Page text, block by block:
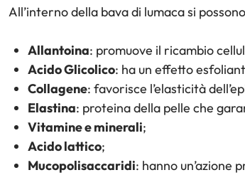
All’interno della bava di lumaca si
Allantoina: promuove il ricambio
Acido Glicolico: ha un effetto
Collagene: favorisce l’elasticità
Elastina: proteina della pelle che
Vitamine e minerali;
Acido lattico;
Mucopolisaccaridi: hanno un’azione